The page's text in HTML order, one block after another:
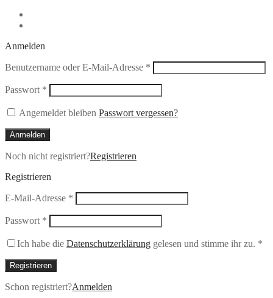
Anmelden
Benutzername oder E-Mail-Adresse * Erforderlich
Passwort * Erforderlich
Angemeldet bleiben Passwort vergessen?
Anmelden
Noch nicht registriert?Registrieren
Registrieren
E-Mail-Adresse * Erforderlich
Passwort * Erforderlich
Ich habe die Datenschutzerklärung gelesen und stimme ihr zu. *
Registrieren
Schon registriert?Anmelden